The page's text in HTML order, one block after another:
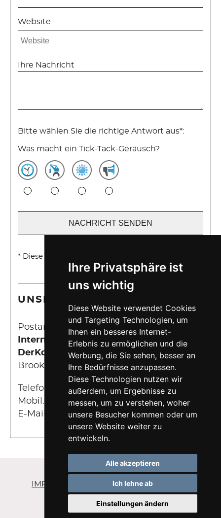
Ihre Privatsphäre ist
uns wichtig
Diese Website verwendet Cookies
und Targeting Technologien, um
Ihnen ein besseres Internet-
Erlebnis zu ermöglichen und die
Werbung, die Sie sehen, besser an
Ihre Bedürfnisse anzupassen.
Diese Technologien nutzen wir
außerdem, um Ergebnisse zu
messen, um zu verstehen, woher
unsere Besucher kommen oder um
unsere Website weiter zu
entwickeln.
Alle akzeptieren
Ich lehne ab
Einstellungen ändern
Website
Ihre Nachricht
Bitte wählen Sie die richtige Antwort aus*:
Was macht ein Tick-Tack-Geräusch?
* Diese Angaben sind Pflichtfelder
UNSERE KONTAKTDATEN
Postanschrift:
Internetagentur Hamburg |
DerKonfigurator
Brooktorkai 5, 3. Boden | 20457 Hamburg
Telefon:
+49 40 675 843 66
Mobil:
+49 151 22 32 48 58
E-Mail:
service@derkonfigurator.de
IMPRESSUM DATENSCHUTZ
COOKIEEINSTELLUNGEN